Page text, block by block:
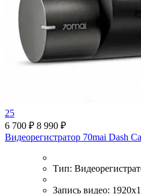
25
6 700 ₽ 8 990 ₽
Видеорегистратор 70mai Dash
Тип:
Запись видео: